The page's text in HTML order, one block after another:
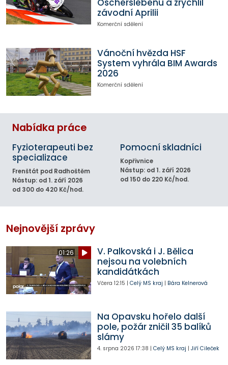
závodní Aprilii
Komerční sdělení
Vánoční hvězda HSF
System vyhrála BIM Awards
2026
Komerční sdělení
Nabídka práce
Fyzioterapeuti bez
specializace
Frenštát pod Radhoštěm
Nástup: od 1. září 2026
od 300 do 420 Kč/hod.
Pomocní skladníci
Kopřivnice
Nástup: od 1. září 2026
od 150 do 220 Kč/hod.
Nejnovější zprávy
01:26
V. Palkovská i J. Bělica
nejsou na volebních
kandidátkách
Včera 12:15 | Celý MS kraj | Bára Kelnerová
Na Opavsku hořelo další
pole, požár zničil 35 balíků
slámy
4. srpna 2026 17:38 | Celý MS kraj | Jiří Cileček